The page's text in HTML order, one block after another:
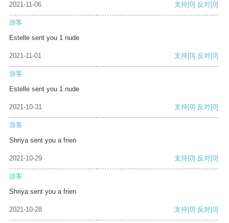
2021-11-06 支持[0] 反对[0]
游客
Estelle sent you 1 nude
2021-11-01 支持[0] 反对[0]
游客
Estelle sent you 1 nude
2021-10-31 支持[0] 反对[0]
游客
Shriya sent you a frien
2021-10-29 支持[0] 反对[0]
游客
Shriya sent you a frien
2021-10-28 支持[0] 反对[0]